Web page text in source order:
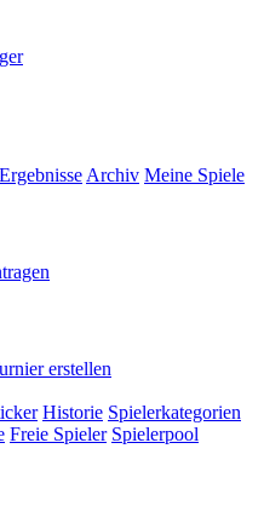
Ergebnisse Archiv Meine Spiele
erstellen
Historie Spielerkategorien
Freie Spieler Spielerpool